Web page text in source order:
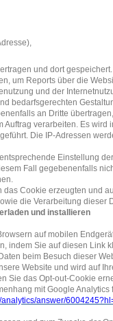
und dort
um Reports über die
und der
bedarfsgerechten
an Dritte
verarbeiten. Es wird
Die IP-Adressen
Einstellung
Fall gegebenenfalls
Cookie erzeugten und
die Verarbeitung dieser
und installieren
auf mobilen
indem Sie auf diesen Link
beim Besuch dieser
Website und wird auf
Sie das Opt-out-Cookie
mit Google
answer/